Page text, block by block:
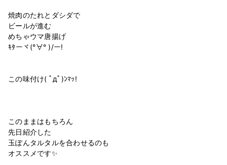
焼肉のたれとダシダで⁡
ビールが進む⁡
めちゃウマ唐揚げ⁡
ｷﾀーヾ(°∀° )/ー!⁡
この味付け( ﾟдﾟ)ﾝﾏｯ!⁡
このままはもちろん⁡
先日紹介した⁡
玉ぽんタルタルを合わせるのも⁡
オススメです✨⁡